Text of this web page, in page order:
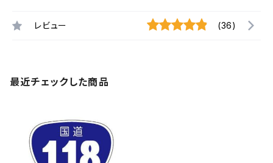
レビュー (36)
最近チェックした商品